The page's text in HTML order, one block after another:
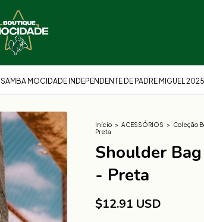
SAMBA MOCIDADE INDEPENDENTE DE PADRE MIGUEL 2025
Início > ACESSÓRIOS > Coleção
Preta
Shoulder
- Preta
$12.91 USD